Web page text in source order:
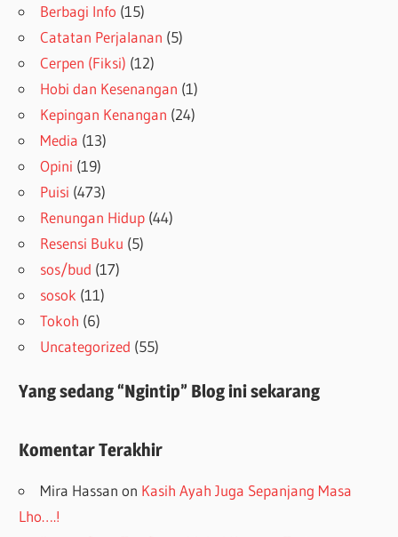
Berbagi Info (15)
Catatan Perjalanan (5)
Cerpen (Fiksi) (12)
Hobi dan Kesenangan (1)
Kepingan Kenangan (24)
Media (13)
Opini (19)
Puisi (473)
Renungan Hidup (44)
Resensi Buku (5)
sos/bud (17)
sosok (11)
Tokoh (6)
Uncategorized (55)
Yang sedang “Ngintip” Blog ini sekarang
Komentar Terakhir
Mira Hassan on Kasih Ayah Juga Sepanjang Masa
Lho….!